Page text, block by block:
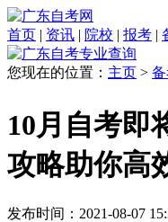
首页 | 资讯 | 院校 | 报考 |
您现在的位置： 主页 >
10月自考即
攻略助你高
发布时间：2021-08-07